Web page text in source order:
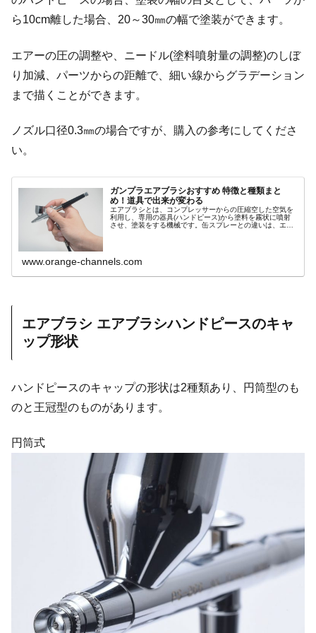
ら10cm離した場合、20～30㎜の幅で塗装ができます。
エアーの圧の調整や、ニードル(塗料噴射量の調整)のしぼ
り加減、パーツからの距離で、細い線からグラデーション
まで描くことができます。
ノズル口径0.3㎜の場合ですが、購入の参考にしてくださ
い。
ガンプラエアブラシおすすめ 特徴と種類まと
め！道具で出来が変わる
エアブラシとは、コンプレッサーからの圧縮空した空気を
利用し、専用の器具(ハンドピース)から塗料を霧状に噴射
させ、塗装をする機械です。缶スプレーとの違いは、エア
www.orange-channels.com
エアブラシ エアブラシハンドピースのキャ
ップ形状
ハンドピースのキャップの形状は2種類あり、円筒型のも
のと王冠型のものがあります。
円筒式